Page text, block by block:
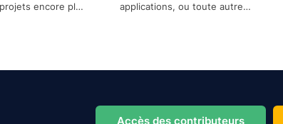
encore plus
applications, ou toute autre
Accès des contributeurs